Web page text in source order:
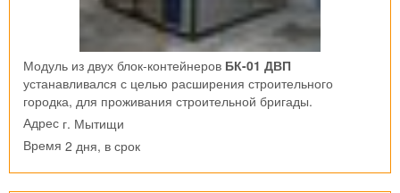
Модуль из двух блок-контейнеров БК-01 ДВП
устанавливался с целью расширения строительного
городка, для проживания строительной бригады.
Адрес г. Мытищи
Время 2 дня, в срок